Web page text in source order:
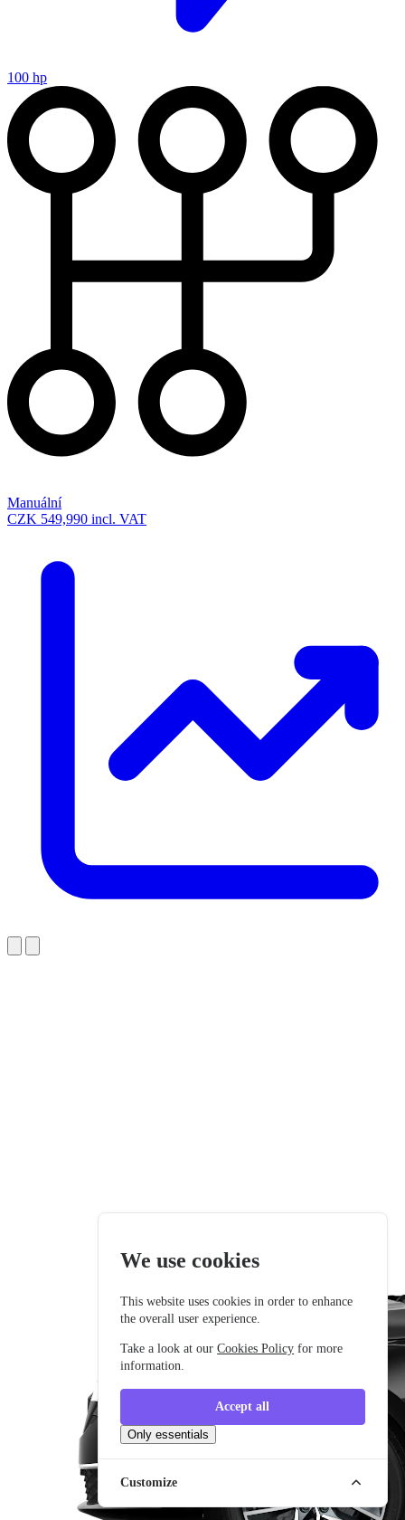
We use cookies
This website uses cookies in order to enhance
the overall user experience.
Take a look at ourCookies Policy for more
information.
Accept all
Only essentials
Customize
100 hp
Manuální
CZK 549,990 incl. VAT